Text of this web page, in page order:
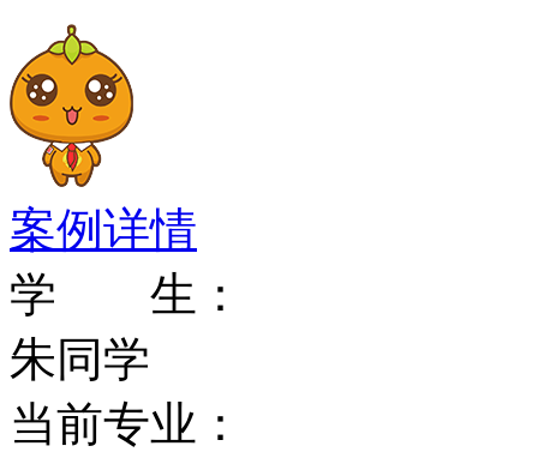
太空科学；经济学；教
文；环保研究；影视；
年与健康科学；法律；
计学；教师数学；音乐
科学；心理学；社会思
社会工作；社会学；戏
研究。
案例详情
学 生：
朱同学
当前专业：